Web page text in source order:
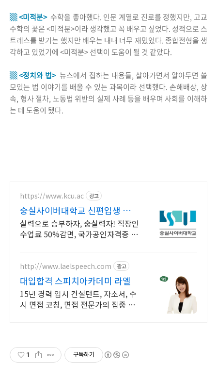
▒ <미적분> 수학을 좋아했다. 인문 계열로 진로를 정했지만, 고교
수학의 꽃은 <미적분>이라 생각했고 꼭 배우고 싶었다. 성적으로 스
트레스를 받기는 했지만 배우는 내내 너무 재밌었다. 종합전형을 생
각하고 있었기에 <미적분> 선택이 도움이 될 것 같았다.
▒ <정치와 법> 뉴스에서 접하는 내용들, 살아가면서 알아두면 쓸
모있는 법 이야기를 배울 수 있는 과목이라 선택했다. 손해배상, 상
속, 형사 절차, 노동법 위반의 실제 사례 등을 배우며 사회를 이해하
는 데 도움이 됐다.
https://www.kcu.ac 광고
숭실사이버대학교 신편입생 모집
중!
실력으로 승부하자, 숭실력자! 직장인
수업료 50%감면, 국가공인자격증 취
이버대학교!
http://www.laelspeech.com 광고
대입합격 스피치아카데미 라엘
15년 경력 입시 컨설턴트, 자소서, 수
시 면접 코칭, 면접 전문가의 집중 교
1 구독하기